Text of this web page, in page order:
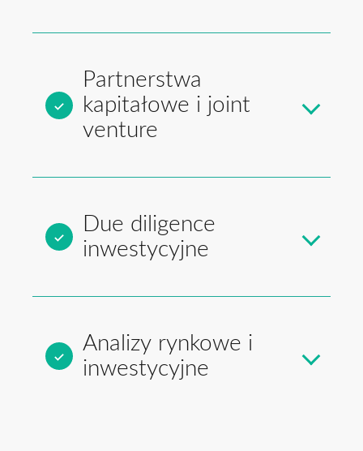
Partnerstwa
kapitałowe i joint
venture
Due diligence
inwestycyjne
Analizy rynkowe i
inwestycyjne